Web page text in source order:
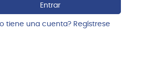
Entrar
tiene una cuenta? Regístrese